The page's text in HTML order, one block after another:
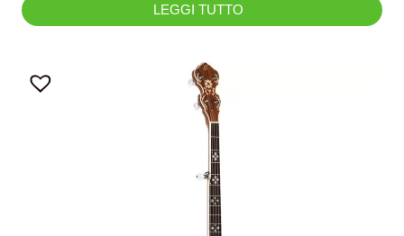
LEGGI TUTTO